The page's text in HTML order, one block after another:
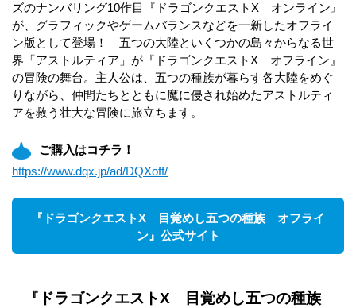
ズのナンバリング10作目『ドラゴンクエストX オンライン』
が、グラフィックやゲームバランスなどを一新したオフライ
ン版として登場！ 五つの大陸といくつかの島々からなる世
界「アストルティア」が『ドラゴンクエストX オフライン』
の冒険の舞台。主人公は、五つの種族が暮らす各大陸をめぐ
りながら、仲間たちとともに魔に侵され始めたアストルティ
アを救う壮大な冒険に旅立ちます。
ご購入はコチラ！
https://www.dqx.jp/ad/DQXoff/
『ドラゴンクエストX 目覚めし五つの種族 オフライ
ン』公式サイト
『ドラゴンクエストX 目覚めし五つの種族